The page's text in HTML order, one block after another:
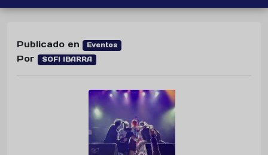
Publicado en Eventos
Por SOFI IBARRA